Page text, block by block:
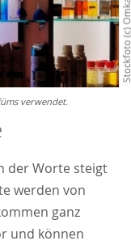
verwendet.
der Worte steigt
werden von
ganz
und können